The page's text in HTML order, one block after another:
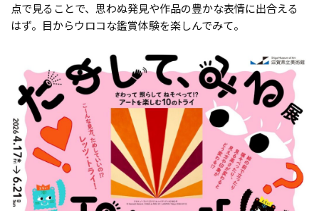
点で見ることで、思わぬ発見や作品の豊かな表情に出合える
はず。目からウロコな鑑賞体験を楽しんでみて。